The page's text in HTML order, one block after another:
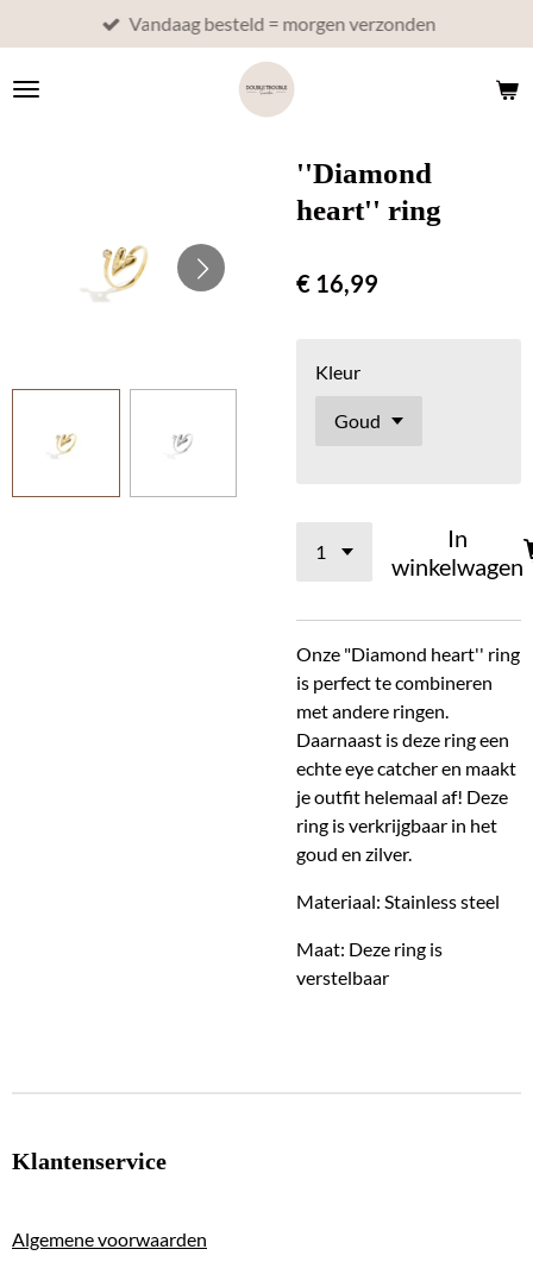
direct
naar
Vandaag besteld = morgen verzonden
''Diamond
heart'' ring
€ 16,99
Kleur
In
winkelwagen
Onze "Diamond heart'' ring
is perfect te combineren
met andere ringen.
Daarnaast is deze ring een
echte eye catcher en maakt
je outfit helemaal af! Deze
ring is verkrijgbaar in het
goud en zilver.
Materiaal: Stainless steel
Maat: Deze ring is
verstelbaar
Klantenservice
Algemene voorwaarden